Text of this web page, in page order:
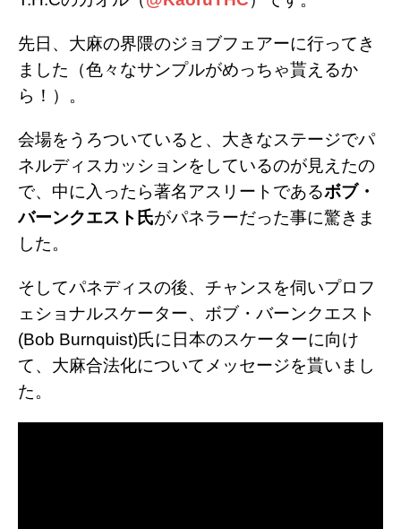
r
a
先日、大麻の界隈のジョブフェアーに行ってき
ました（色々なサンプルがめっちゃ貰えるか
ら！）。
会場をうろついていると、大きなステージでパ
ネルディスカッションをしているのが見えたの
で、中に入ったら著名アスリートであるボブ・
バーンクエスト氏がパネラーだった事に驚きま
した。
そしてパネディスの後、 チャンスを伺いプロフ
ェショナルスケーター、ボブ・バーンクエスト
(Bob Burnquist)氏に日本のスケーターに向け
て、大麻合法化についてメッセージを貰いまし
た。